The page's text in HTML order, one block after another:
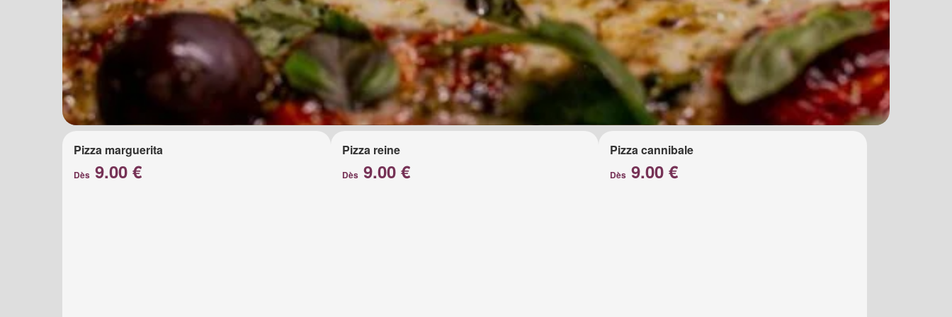
Pizza marguerita
Dès 9.00 €
Pizza reine
Dès9.00 €
Pizza cannibale
Dès 9.00 €